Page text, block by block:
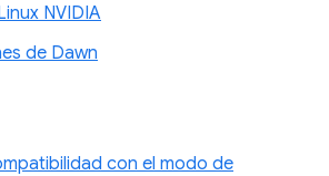
NVIDIA
de Dawn
con el modo de